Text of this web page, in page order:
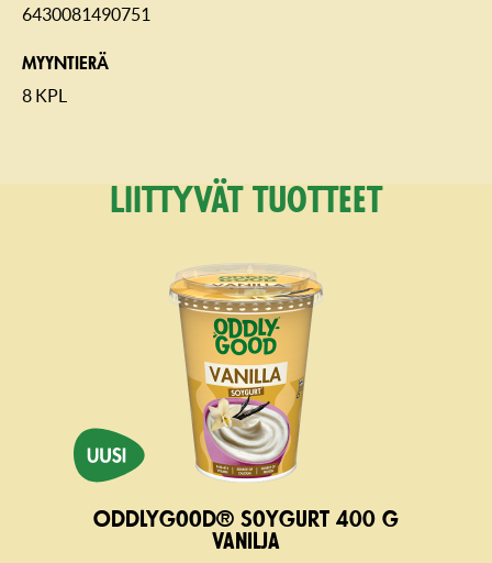
6430081490751
MYYNTIERÄ
8 KPL
Liittyvät tuotteet
Oddlygood® Soygurt 400 g
vanilja